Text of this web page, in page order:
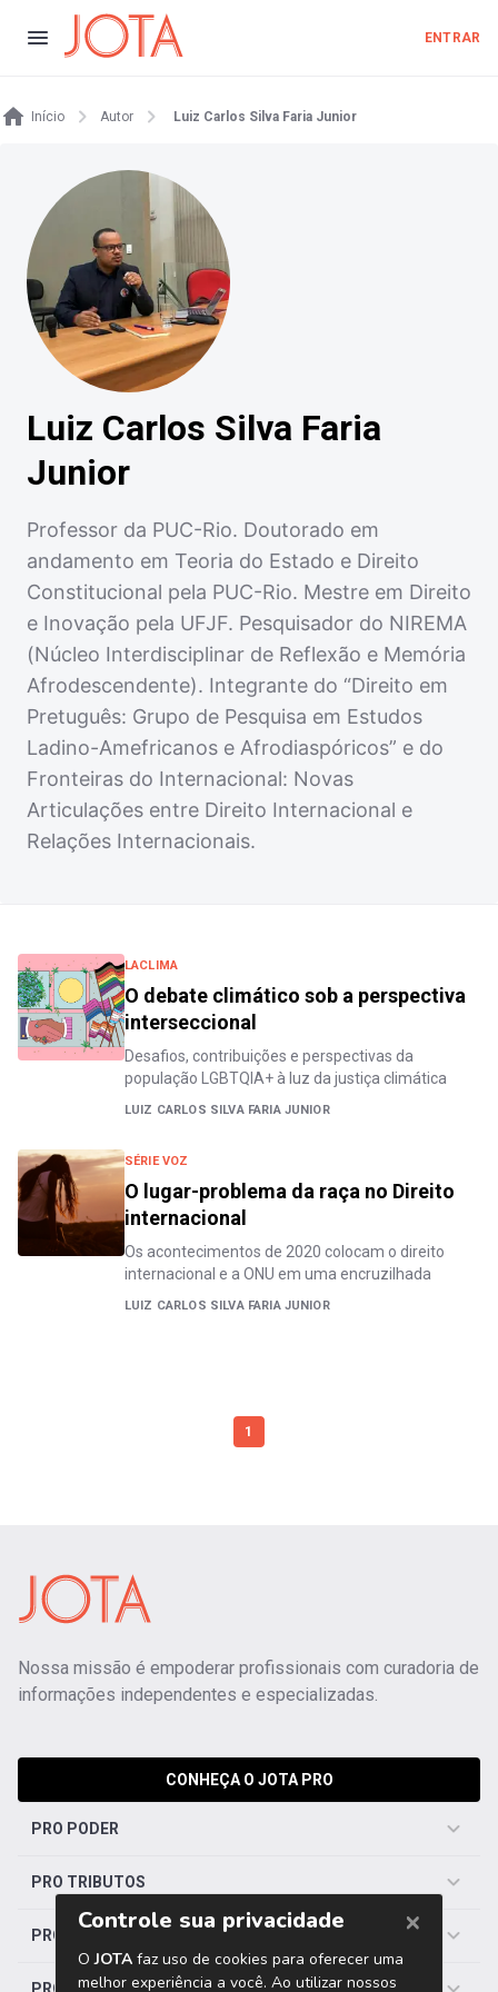
ENTRAR
Início Autor Luiz Carlos Silva Faria Junior
Luiz Carlos Silva Faria
Junior
Professor da PUC-Rio. Doutorado em
andamento em Teoria do Estado e Direito
Constitucional pela PUC-Rio. Mestre em Direito
e Inovação pela UFJF. Pesquisador do NIREMA
(Núcleo Interdisciplinar de Reflexão e Memória
Afrodescendente). Integrante do “Direito em
Pretuguês: Grupo de Pesquisa em Estudos
Ladino-Amefricanos e Afrodiaspóricos” e do
Fronteiras do Internacional: Novas
Articulações entre Direito Internacional e
Relações Internacionais.
LACLIMA
O debate climático sob a perspectiva
interseccional
Desafios, contribuições e perspectivas da
população LGBTQIA+ à luz da justiça climática
LUIZ CARLOS SILVA FARIA JUNIOR
SÉRIE VOZ
O lugar-problema da raça no Direito
internacional
Os acontecimentos de 2020 colocam o direito
internacional e a ONU em uma encruzilhada
LUIZ CARLOS SILVA FARIA JUNIOR
1
Nossa missão é empoderar profissionais com curadoria de
informações independentes e especializadas.
CONHEÇA O JOTA PRO
PRO PODER
PRO TRIBUTOS
PRO TRABALHISTA